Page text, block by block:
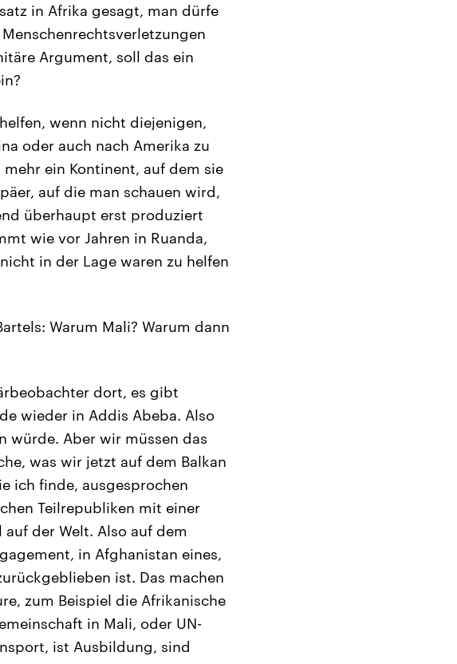
in Afrika gesagt, man dürfe
Argument, soll das ein
wenn nicht diejenigen,
oder auch nach Amerika zu
ein Kontinent, auf dem sie
auf die man schauen wird,
überhaupt erst produziert
wie vor Jahren in Ruanda,
in der Lage waren zu helfen
Warum Mali? Warum dann
dort, es gibt
wieder in Addis Abeba. Also
würde. Aber wir müssen das
was wir jetzt auf dem Balkan
ich finde, ausgesprochen
Teilrepubliken mit einer
der Welt. Also auf dem
in Afghanistan eines,
ist. Das machen
zum Beispiel die Afrikanische
in Mali, oder UN-
ist Ausbildung, sind